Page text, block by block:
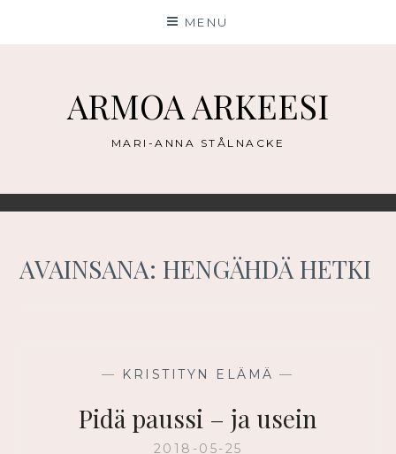
MENU
ARMOA ARKEESI
MARI-ANNA STÅLNACKE
AVAINSANA:HENGÄHDÄ HETKI
— KRISTITYN ELÄMÄ —
Pidä paussi – ja usein
2018-05-25